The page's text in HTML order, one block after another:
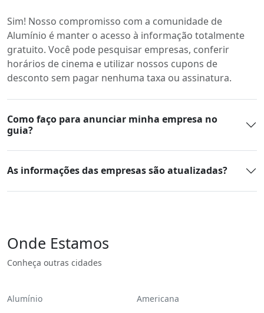
Sim! Nosso compromisso com a comunidade de
Alumínio é manter o acesso à informação totalmente
gratuito. Você pode pesquisar empresas, conferir
horários de cinema e utilizar nossos cupons de
desconto sem pagar nenhuma taxa ou assinatura.
Como faço para anunciar minha empresa no
guia?
As informações das empresas são atualizadas?
Onde Estamos
Conheça outras cidades
Alumínio
Americana